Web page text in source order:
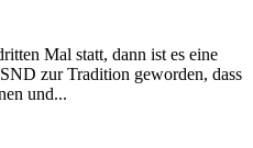
Mal statt, dann ist es eine
zur Tradition geworden, dass
und...